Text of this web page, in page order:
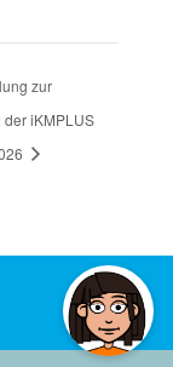
zur
iKMPLUS